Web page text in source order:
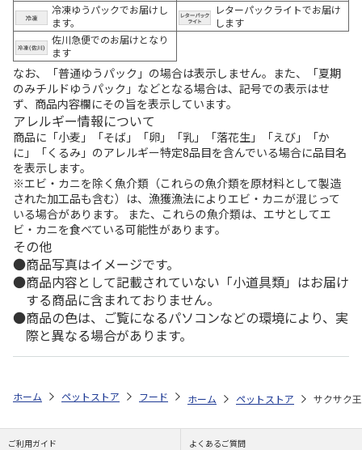
冷凍ゆうパックでお届けし
ます。
レターパックライトでお届け
します
佐川急便でのお届けとなり
ます
なお、「普通ゆうパック」の場合は表示しません。また、「夏期
のみチルドゆうパック」などとなる場合は、記号での表示はせ
ず、商品内容欄にその旨を表示しています。
アレルギー情報について
商品に「小麦」「そば」「卵」「乳」「落花生」「えび」「か
に」「くるみ」のアレルギー特定8品目を含んでいる場合に品目名
を表示します。
※エビ・カニを除く魚介類（これらの魚介類を原材料として製造
された加工品も含む）は、漁獲漁法によりエビ・カニが混じって
いる場合があります。 また、これらの魚介類は、エサとしてエ
ビ・カニを食べている可能性があります。
その他
商品写真はイメージです。
商品内容として記載されていない「小道具類」はお届け
する商品に含まれておりません。
商品の色は、ご覧になるパソコンなどの環境により、実
際と異なる場合があります。
ホーム ペットストア フード フード（小動物用） ハムスター
ホーム ペットストア サクサク
ご利用ガイド よくあるご質問